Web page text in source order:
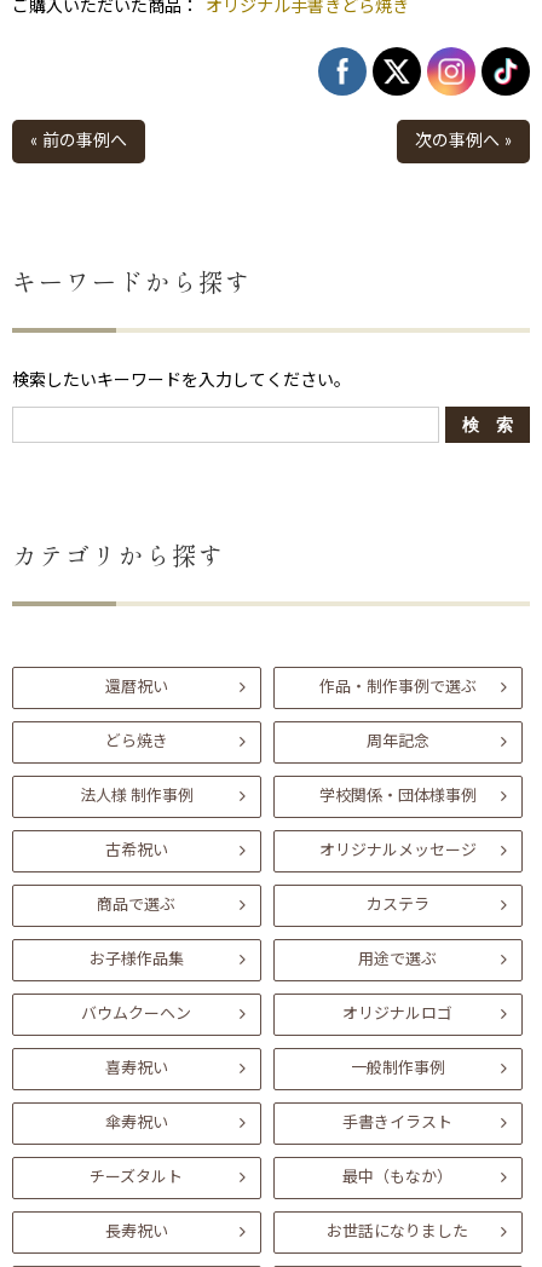
ご購入いただいた商品： オリジナル手書きどら焼き
« 前の事例へ 次の事例へ »
キーワードから探す
検索したいキーワードを入力してください。
カテゴリから探す
還暦祝い 作品・制作事例で選ぶ
どら焼き 周年記念
法人様 制作事例 学校関係・団体様事例
古希祝い オリジナルメッセージ
商品で選ぶ カステラ
お子様作品集 用途で選ぶ
バウムクーヘン オリジナルロゴ
喜寿祝い 一般制作事例
傘寿祝い 手書きイラスト
チーズタルト 最中（もなか）
長寿祝い お世話になりました